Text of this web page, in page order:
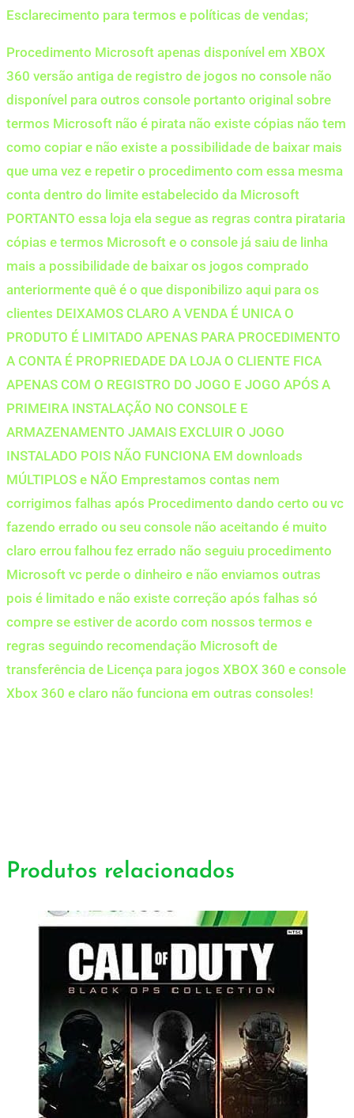
Esclarecimento para termos e políticas de vendas;
Procedimento Microsoft apenas disponível em XBOX
360 versão antiga de registro de jogos no console não
disponível para outros console portanto original sobre
termos Microsoft não é pirata não existe cópias não tem
como copiar e não existe a possibilidade de baixar mais
que uma vez e repetir o procedimento com essa mesma
conta dentro do limite estabelecido da Microsoft
PORTANTO essa loja ela segue as regras contra pirataria
cópias e termos Microsoft e o console já saiu de linha
mais a possibilidade de baixar os jogos comprado
anteriormente quê é o que disponibilizo aqui para os
clientes DEIXAMOS CLARO A VENDA É UNICA O
PRODUTO É LIMITADO APENAS PARA PROCEDIMENTO
A CONTA É PROPRIEDADE DA LOJA O CLIENTE FICA
APENAS COM O REGISTRO DO JOGO E JOGO APÓS A
PRIMEIRA INSTALAÇÃO NO CONSOLE E
ARMAZENAMENTO JAMAIS EXCLUIR O JOGO
INSTALADO POIS NÃO FUNCIONA EM downloads
MÚLTIPLOS e NÃO Emprestamos contas nem
corrigimos falhas após Procedimento dando certo ou vc
fazendo errado ou seu console não aceitando é muito
claro errou falhou fez errado não seguiu procedimento
Microsoft vc perde o dinheiro e não enviamos outras
pois é limitado e não existe correção após falhas só
compre se estiver de acordo com nossos termos e
regras seguindo recomendação Microsoft de
transferência de Licença para jogos XBOX 360 e console
Xbox 360 e claro não funciona em outras consoles!
Produtos relacionados